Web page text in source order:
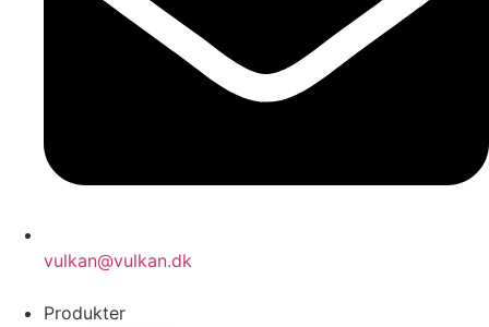
vulkan@vulkan.dk
Produkter